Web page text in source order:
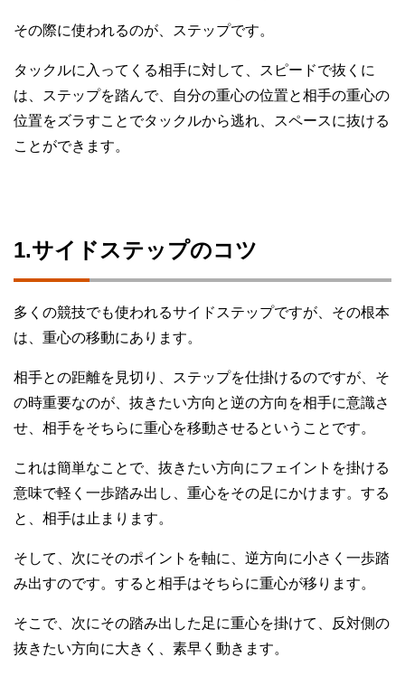
その際に使われるのが、ステップです。
タックルに入ってくる相手に対して、スピードで抜くに
は、ステップを踏んで、自分の重心の位置と相手の重心の
位置をズラすことでタックルから逃れ、スペースに抜ける
ことができます。
1.サイドステップのコツ
多くの競技でも使われるサイドステップですが、その根本
は、重心の移動にあります。
相手との距離を見切り、ステップを仕掛けるのですが、そ
の時重要なのが、抜きたい方向と逆の方向を相手に意識さ
せ、相手をそちらに重心を移動させるということです。
これは簡単なことで、抜きたい方向にフェイントを掛ける
意味で軽く一歩踏み出し、重心をその足にかけます。する
と、相手は止まります。
そして、次にそのポイントを軸に、逆方向に小さく一歩踏
み出すのです。すると相手はそちらに重心が移ります。
そこで、次にその踏み出した足に重心を掛けて、反対側の
抜きたい方向に大きく、素早く動きます。